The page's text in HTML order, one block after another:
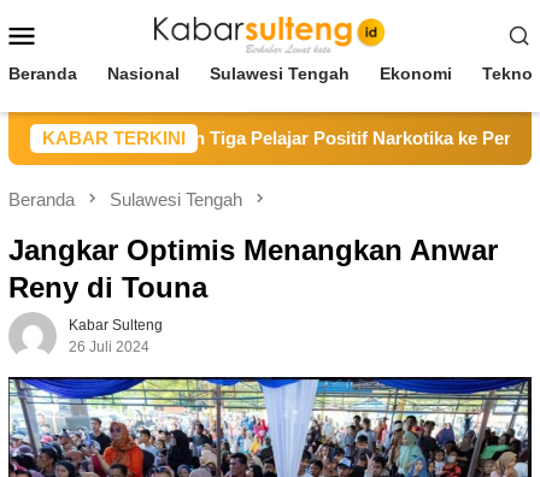
ke
Mobile
Beranda Nasional Sulawesi Tengah Ekonomi
KABAR TERKINI
Poso Serahkan Tiga Pelajar Positif Narkotika ke Pemda Parimo
Beranda Sulawesi Tengah
Jangkar Optimis Menangkan Anwar
Reny di Touna
Kabar Sulteng
26 Juli 2024